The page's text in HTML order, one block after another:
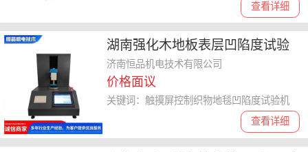
查看详细
湖南强化木地板表层凹陷度试验
机 科研单位 触摸屏控制织物地毯
凹陷度试验机
济南恒品机电技术有限公司
价格面议
查看详细
关键词：触摸屏控制织物地毯凹陷度试验机